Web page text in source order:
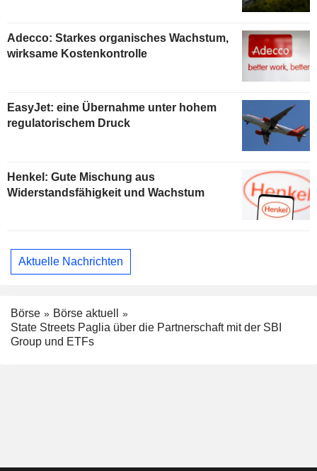
Adecco: Starkes organisches Wachstum,
wirksame Kostenkontrolle
EasyJet: eine Übernahme unter hohem
regulatorischem Druck
Henkel: Gute Mischung aus
Widerstandsfähigkeit und Wachstum
Aktuelle Nachrichten
Börse
Börse aktuell
State Streets Paglia über die Partnerschaft mit der SBI
Group und ETFs